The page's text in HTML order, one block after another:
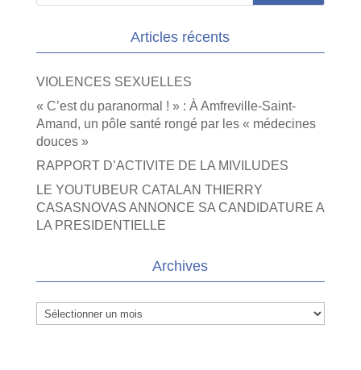
Articles récents
VIOLENCES SEXUELLES
« C’est du paranormal ! » : À Amfreville-Saint-
Amand, un pôle santé rongé par les « médecines
douces »
RAPPORT D’ACTIVITE DE LA MIVILUDES
LE YOUTUBEUR CATALAN THIERRY
CASASNOVAS ANNONCE SA CANDIDATURE A
LA PRESIDENTIELLE
Archives
Archives